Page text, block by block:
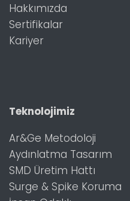
Hakkımızda
Sertifikalar
Kariyer
Teknolojimiz
Ar&Ge Metodoloji
Aydınlatma Tasarım
SMD Üretim Hattı
Surge & Spike Koruma